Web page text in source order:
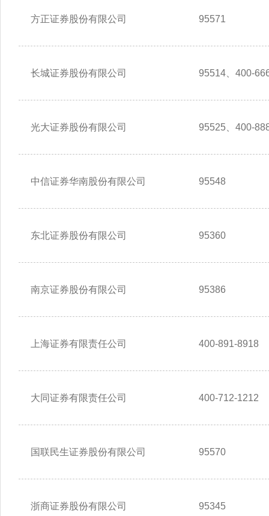
方正证券股份有限公司 95571
长城证券股份有限公司 95514、400-
光大证券股份有限公司 95525、400-
中信证券华南股份有限公司 95548
东北证券股份有限公司 95360
南京证券股份有限公司 95386
上海证券有限责任公司 400-891-8918
大同证券有限责任公司 400-712-1212
国联民生证券股份有限公司 95570
浙商证券股份有限公司 95345